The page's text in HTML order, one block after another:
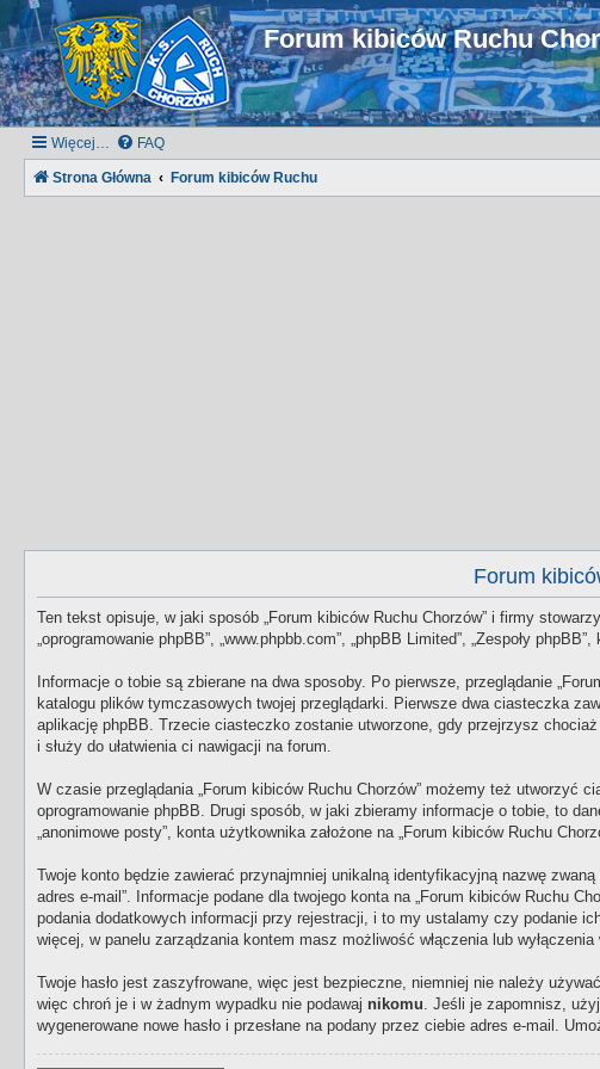
Forum kibiców Ruchu
Więcej… FAQ
Strona Główna Forum kibiców Ruchu
Forum
Ten tekst opisuje, w jaki sposób „Forum kibiców Ruchu Chorzów” i firmy
„oprogramowanie phpBB”, „www.phpbb.com”, „phpBB Limited”, „Zespoły
Informacje o tobie są zbierane na dwa sposoby. Po pierwsze, przeglądanie
katalogu plików tymczasowych twojej przeglądarki. Pierwsze dwa ciasteczka
aplikację phpBB. Trzecie ciasteczko zostanie utworzone, gdy przejrzysz
i służy do ułatwienia ci nawigacji na forum.
W czasie przeglądania „Forum kibiców Ruchu Chorzów” możemy też
oprogramowanie phpBB. Drugi sposób, w jaki zbieramy informacje o tobie, to
„anonimowe posty”, konta użytkownika założone na „Forum kibiców Ruchu
Twoje konto będzie zawierać przynajmniej unikalną identyfikacyjną nazwę
adres e-mail”. Informacje podane dla twojego konta na „Forum kibiców Ruchu
podania dodatkowych informacji przy rejestracji, i to my ustalamy czy podanie
więcej, w panelu zarządzania kontem masz możliwość włączenia lub
Twoje hasło jest zaszyfrowane, więc jest bezpieczne, niemniej nie należy
więc chroń je i w żadnym wypadku nie podawaj nikomu. Jeśli je zapomnisz,
wygenerowane nowe hasło i przesłane na podany przez ciebie adres e-mail.